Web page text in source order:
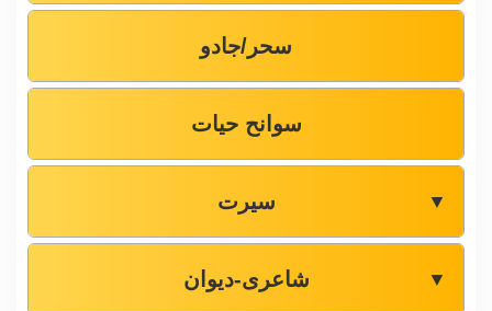
سحر/جادو
سوانح حیات
سیرت ▼
شاعری-دیوان ▼